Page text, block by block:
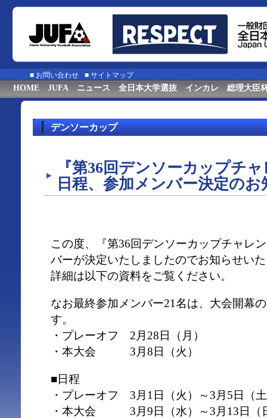
■ お問い合わせ ■ サイトマップ
HOME JUFA ニュース 全日本大学選抜 インカレ 総理大臣
デンソーカップ
『第36回デンソーカップチ
日程、参加メンバー決定のお
この度、『第36回デンソーカップチャレ
バーが決定いたしましたのでお知らせい
詳細は以下の資料をご覧ください。
なお最終参加メンバー21名は、大会開幕
す。
・プレーオフ 2月28日（月）
・本大会 3月8日（火）
■日程
・プレーオフ 3月1日（火）～3月5日（
・本大会 3月9日（水）～3月13日（